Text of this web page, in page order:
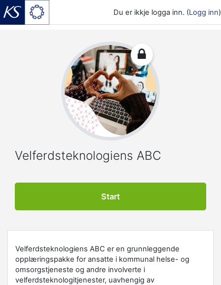
Du er ikkje logga inn. (Logg inn)
Velferdsteknologiens ABC
Start
Velferdsteknologiens ABC er en grunnleggende
opplæringspakke for ansatte i kommunal helse- og
omsorgstjeneste og andre involverte i
velferdsteknologitjenester, uavhengig av